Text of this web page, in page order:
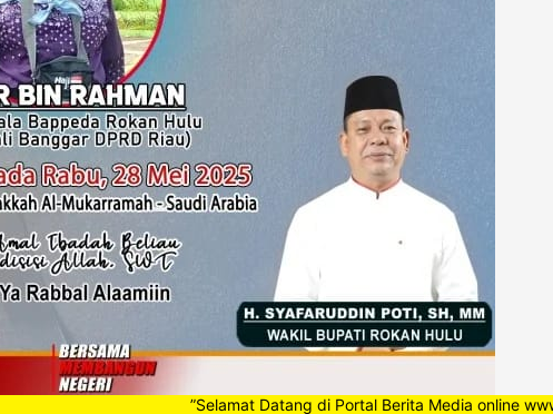
”Selamat Datang di Portal Berita Media online